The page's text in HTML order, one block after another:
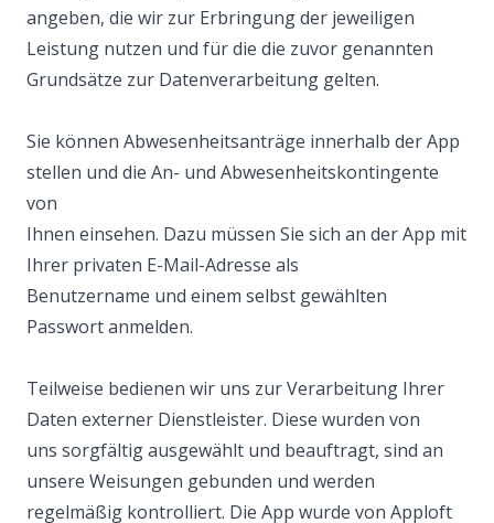
angeben, die wir zur Erbringung der jeweiligen
Leistung nutzen und für die die zuvor genannten
Grundsätze zur Datenverarbeitung gelten.
Sie können Abwesenheitsanträge innerhalb der App
stellen und die An- und Abwesenheitskontingente
von
Ihnen einsehen. Dazu müssen Sie sich an der App mit
Ihrer privaten E-Mail-Adresse als
Benutzername und einem selbst gewählten
Passwort anmelden.
Teilweise bedienen wir uns zur Verarbeitung Ihrer
Daten externer Dienstleister. Diese wurden von
uns sorgfältig ausgewählt und beauftragt, sind an
unsere Weisungen gebunden und werden
regelmäßig kontrolliert. Die App wurde von Apploft